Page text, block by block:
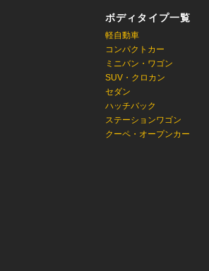
ボディタイプ一覧
軽自動車
コンパクトカー
ミニバン・ワゴン
SUV・クロカン
セダン
ハッチバック
ステーションワゴン
クーペ・オープンカー